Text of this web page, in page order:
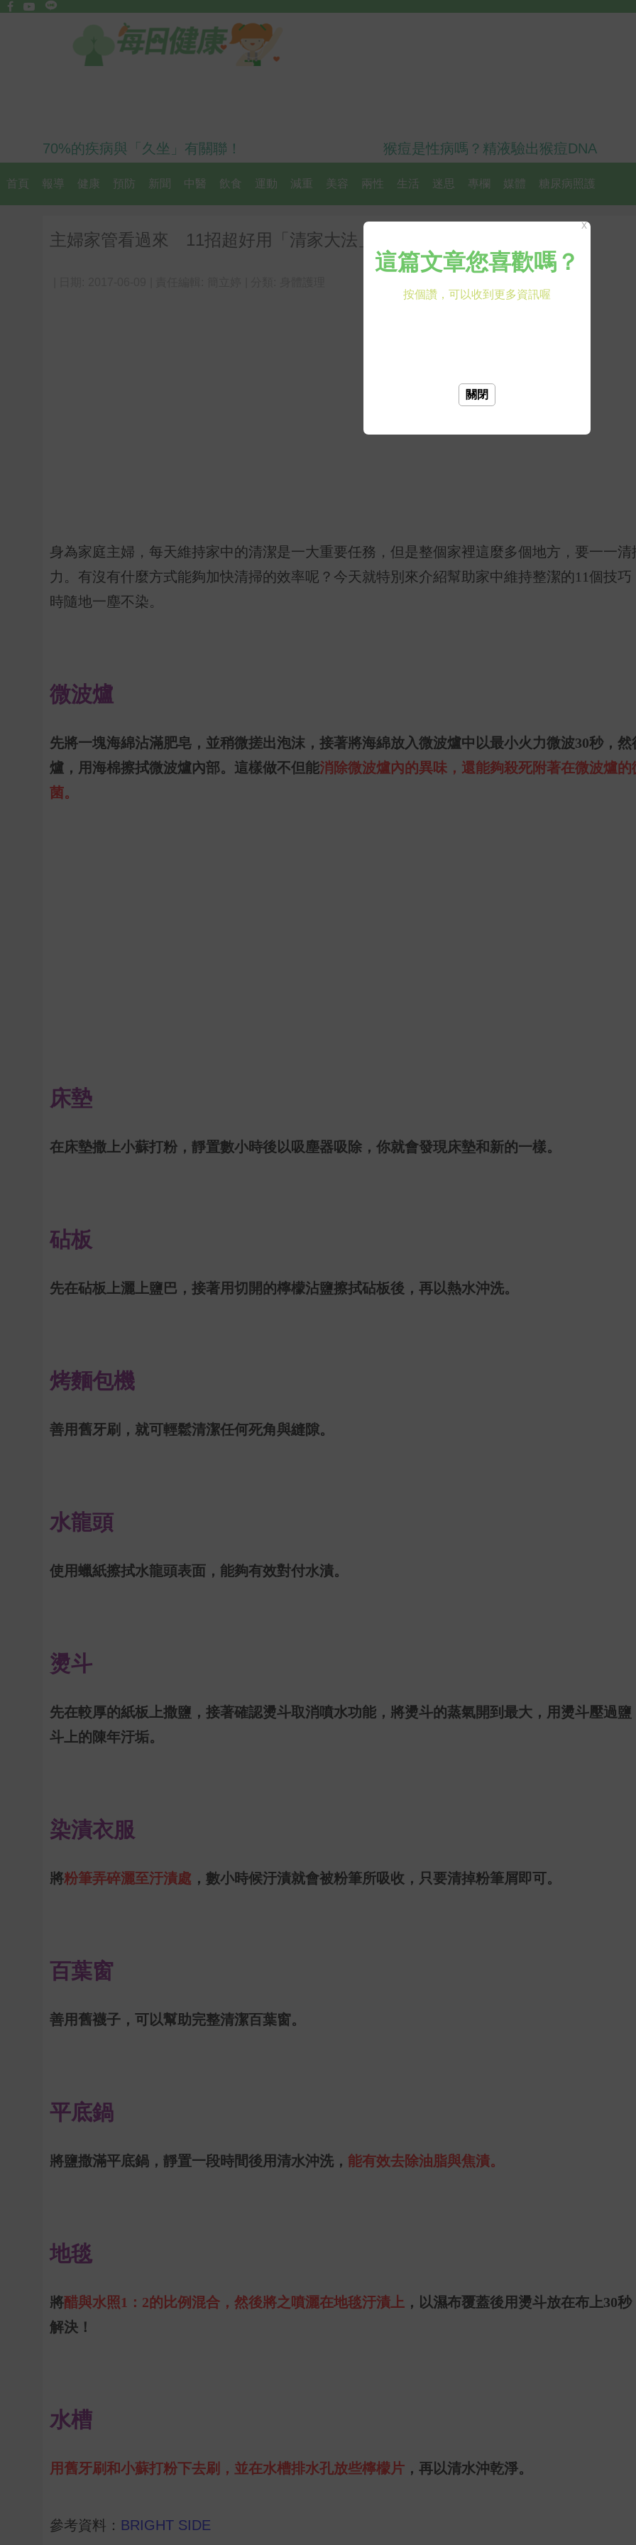
70%的疾病與「久坐」有關聯！ 猴痘是性病嗎？精液驗出猴痘DNA
首頁 報導 健康 預防 新聞 中醫 飲食 運動 減重 美容 兩性 生活 迷思 專欄 媒體 糖尿病照護
主婦家管看過來 11招超好用「清家大法」 這東西竟是除漬神物！
身為家庭主婦，每天維持家中的清潔是一大重要任務，但是整個家裡這麼多個地方，要一一清
力。有沒有什麼方式能夠加快清掃的效率呢？今天就特別來介紹幫助家中維持整潔的11個技巧
時隨地一塵不染。
微波爐
先將一塊海綿沾滿肥皂，並稍微搓出泡沫，接著將海綿放入微波爐中以最小火力微波30秒，然
爐，用海棉擦拭微波爐內部。這樣做不但能消除微波爐內的異味，還能夠殺死附著在微波爐的
菌。
床墊
在床墊撒上小蘇打粉，靜置數小時後以吸塵器吸除，你就會發現床墊和新的一樣。
砧板
先在砧板上灑上鹽巴，接著用切開的檸檬沾鹽擦拭砧板後，再以熱水沖洗。
烤麵包機
善用舊牙刷，就可輕鬆清潔任何死角與縫隙。
水龍頭
使用蠟紙擦拭水龍頭表面，能夠有效對付水漬。
燙斗
先在較厚的紙板上撒鹽，接著確認燙斗取消噴水功能，將燙斗的蒸氣開到最大，用燙斗壓過鹽
斗上的陳年汙垢。
染漬衣服
將粉筆弄碎灑至汙漬處 ，數小時候汙漬就會被粉筆所吸收，只要清掉粉筆屑即可。
百葉窗
善用舊襪子，可以幫助完整清潔百葉窗。
平底鍋
將鹽撒滿平底鍋，靜置一段時間後用清水沖洗， 能有效去除油脂與焦漬。
地毯
將醋與水照1 ： 2的比例混合，然後將之噴灑在地毯汙漬上 ，以濕布覆蓋後用燙斗放在布上30秒
解決！
水槽
用舊牙刷和小蘇打粉下去刷，並在水槽排水孔放些檸檬片 ，再以清水沖乾淨。
參考資料： BRIGHT SIDE
X
關閉